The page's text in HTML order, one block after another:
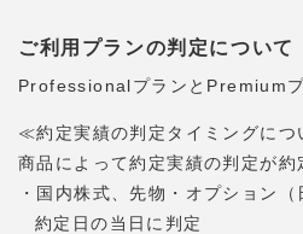
ご利用プランの判定について
ProfessionalプランとPremium
≪約定実績の判定タイミングに
商品によって約定実績の判定が
・国内株式、先物・オプション
約定日の当日に判定